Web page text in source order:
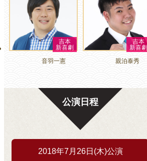
吉本
新喜劇
音羽一憲
吉本
新喜劇
親泊泰秀
公演日程
2018年7月26日(木)公演